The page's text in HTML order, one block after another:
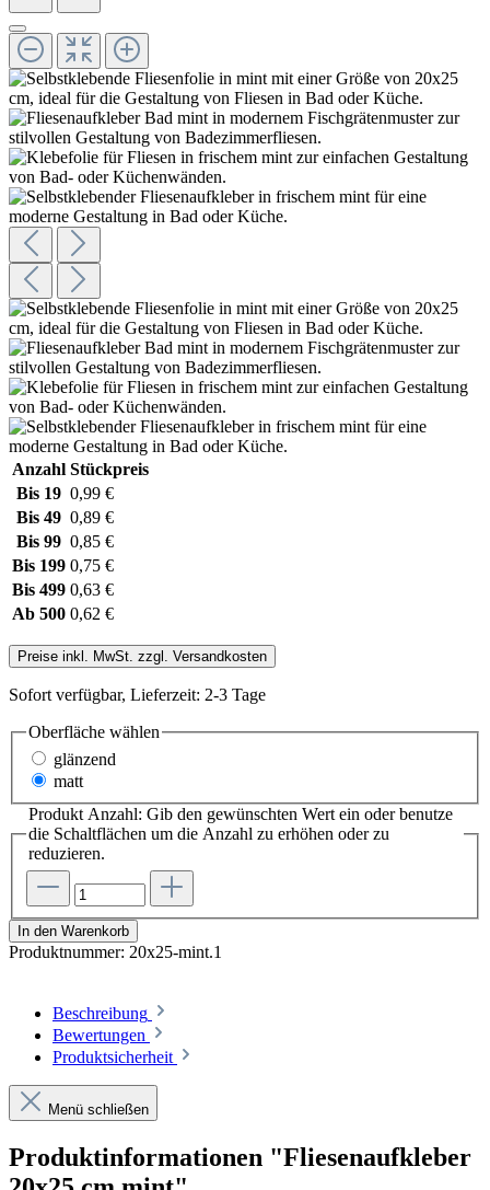
Anzahl Stückpreis
Bis 19 0,99 €
Bis 49 0,89 €
Bis 99 0,85 €
Bis 199 0,75 €
Bis 499 0,63 €
Ab 500 0,62 €
Preise inkl. MwSt. zzgl. Versandkosten
Sofort verfügbar, Lieferzeit: 2-3 Tage
Oberfläche wählen
glänzend
matt
Produkt Anzahl: Gib den gewünschten Wert ein oder benutze
die Schaltflächen um die Anzahl zu erhöhen oder zu
reduzieren.
In den Warenkorb
Produktnummer: 20x25-mint.1
Beschreibung
Bewertungen
Produktsicherheit
Menü schließen
Produktinformationen "Fliesenaufkleber